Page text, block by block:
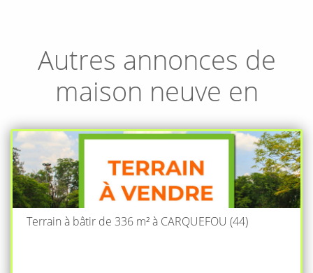
Autres annonces de
maison neuve en
Terrain à bâtir de 336 m² à CARQUEFOU (44)